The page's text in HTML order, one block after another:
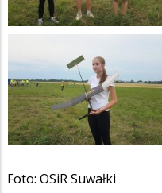
Foto: OSiR Suwałki